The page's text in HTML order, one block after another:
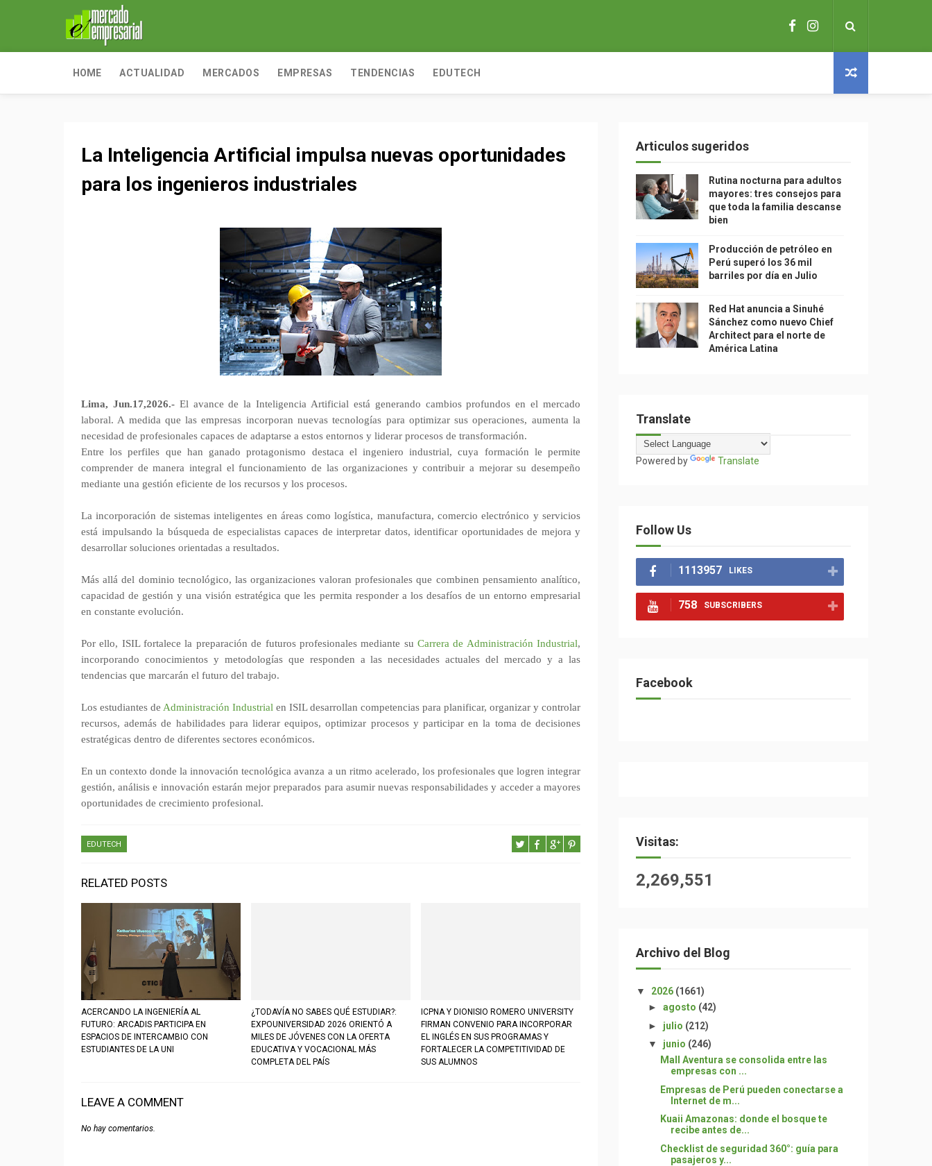
HOME ACTUALIDAD MERCADOS EMPRESAS TENDENCIAS EDUTECH
La Inteligencia Artificial impulsa nuevas oportunidades
para los ingenieros industriales
Lima, Jun.17,2026.-El avance de la Inteligencia Artificial está generando cambios profundos en el mercado
laboral. A medida que las empresas incorporan nuevas tecnologías para optimizar sus operaciones, aumenta la
necesidad de profesionales capaces de adaptarse a estos entornos y liderar procesos de transformación.
Entre los perfiles que han ganado protagonismo destaca el ingeniero industrial, cuya formación le permite
comprender de manera integral el funcionamiento de las organizaciones y contribuir a mejorar su desempeño
mediante una gestión eficiente de los recursos y los procesos.
La incorporación de sistemas inteligentes en áreas como logística, manufactura, comercio electrónico y servicios
está impulsando la búsqueda de especialistas capaces de interpretar datos, identificar oportunidades de mejora y
desarrollar soluciones orientadas a resultados.
Más allá del dominio tecnológico, las organizaciones valoran profesionales que combinen pensamiento analítico,
capacidad de gestión y una visión estratégica que les permita responder a los desafíos de un entorno empresarial
en constante evolución.
Por ello, ISIL fortalece la preparación de futuros profesionales mediante su Carrera de Administración Industrial,
incorporando conocimientos y metodologías que responden a las necesidades actuales del mercado y a las
tendencias que marcarán el futuro del trabajo.
Los estudiantes de Administración Industrial en ISIL desarrollan competencias para planificar, organizar y controlar
recursos, además de habilidades para liderar equipos, optimizar procesos y participar en la toma de decisiones
estratégicas dentro de diferentes sectores económicos.
En un contexto donde la innovación tecnológica avanza a un ritmo acelerado, los profesionales que logren integrar
gestión, análisis e innovación estarán mejor preparados para asumir nuevas responsabilidades y acceder a mayores
oportunidades de crecimiento profesional.
EDUTECH
RELATED POSTS
ACERCANDO LA INGENIERÍA AL
FUTURO: ARCADIS PARTICIPA EN
ESPACIOS DE INTERCAMBIO CON
ESTUDIANTES DE LA UNI
¿TODAVÍA NO SABES QUÉ ESTUDIAR?:
EXPOUNIVERSIDAD 2026 ORIENTÓ A
MILES DE JÓVENES CON LA OFERTA
EDUCATIVA Y VOCACIONAL MÁS
COMPLETA DEL PAÍS
ICPNA Y DIONISIO ROMERO UNIVERSITY
FIRMAN CONVENIO PARA INCORPORAR
EL INGLÉS EN SUS PROGRAMAS Y
FORTALECER LA COMPETITIVIDAD DE
SUS ALUMNOS
LEAVE A COMMENT
No hay comentarios.
Articulos sugeridos
Rutina nocturna para adultos
mayores: tres consejos para
que toda la familia descanse
bien
Producción de petróleo en
Perú superó los 36 mil
barriles por día en Julio
Red Hat anuncia a Sinuhé
Sánchez como nuevo Chief
Architect para el norte de
América Latina
Translate
Powered by Translate
Follow Us
1113957 LIKES
758 SUBSCRIBERS
Facebook
Visitas:
2,269,551
Archivo del Blog
▼ 2026 (1661)
► agosto (42)
► julio (212)
▼ junio (246)
Mall Aventura se consolida entre las
empresas con ...
Empresas de Perú pueden conectarse a
Internet de m...
Kuaii Amazonas: donde el bosque te
recibe antes de...
Checklist de seguridad 360°: guía para
pasajeros y...